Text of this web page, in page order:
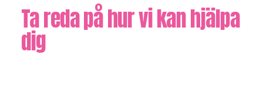
Ta reda på hur vi kan hjälpa
dig